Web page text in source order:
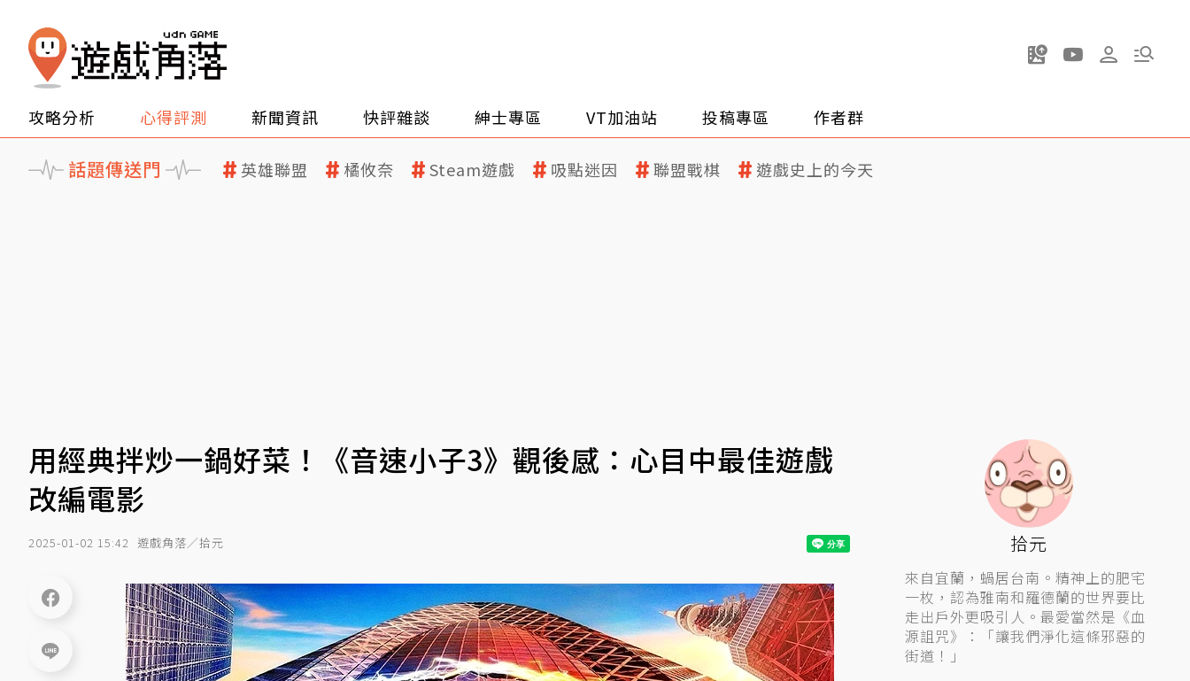
攻略分析 心得評測 新聞資訊 快評雜談 紳士專區 VT加油站 投稿專區 作者群
話題傳送門 英雄聯盟 橘攸奈 Steam遊戲 吸點迷因 聯盟戰棋 遊戲史上的今天
用經典拌炒一鍋好菜！《音速小子3》觀後感：心目中最佳遊戲
改編電影
2025-01-02 15:42 遊戲角落／拾元 拾元
來自宜蘭，蝸居台南。精神上的肥宅
一枚，認為雅南和羅德蘭的世界要比
走出戶外更吸引人。最愛當然是《血
源詛咒》：「讓我們淨化這條邪惡的
街道！」